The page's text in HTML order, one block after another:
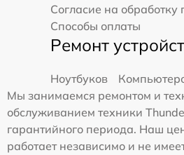
Согласие на
Способы оплаты
Ремонт
Ноутбуков
Мы занимаемся ремонтом и
обслуживанием техники
гарантийного периода. Наш
работает независимо и не